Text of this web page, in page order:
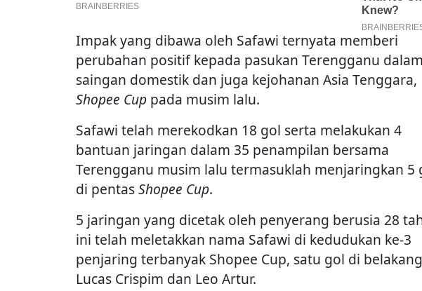
Impak yang dibawa oleh Safawi ternyata memberi
perubahan positif kepada pasukan Terengganu dalam
saingan domestik dan juga kejohanan Asia Tenggara,
Shopee Cup pada musim lalu.
Safawi telah merekodkan 18 gol serta melakukan 4
bantuan jaringan dalam 35 penampilan bersama
Terengganu musim lalu termasuklah menjaringkan 5
di pentasShopee Cup.
5 jaringan yang dicetak oleh penyerang berusia 28
ini telah meletakkan nama Safawi di kedudukan ke-3
penjaring terbanyak Shopee Cup, satu gol di belakang
Lucas Crispim dan Leo Artur.